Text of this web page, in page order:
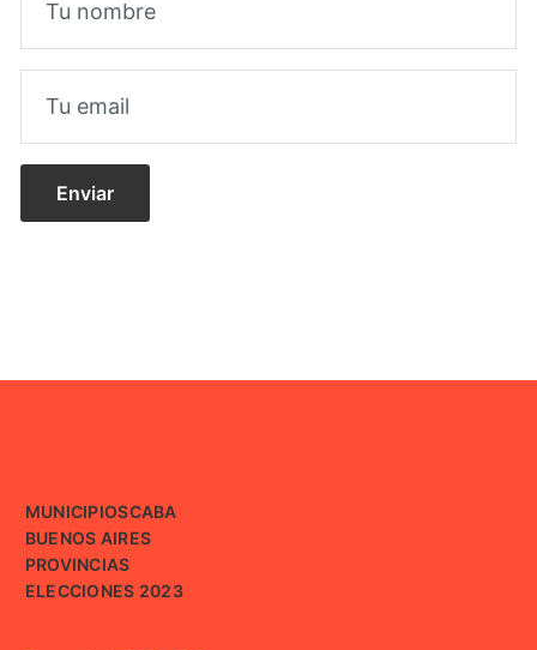
MUNICIPIOSCABA
BUENOS AIRES
PROVINCIAS
ELECCIONES 2023